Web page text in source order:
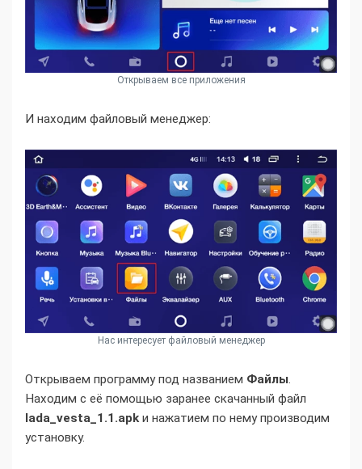
Открываем все приложения
И находим файловый менеджер:
Нас интересует файловый менеджер
Открываем программу под названием Файлы.
Находим с её помощью заранее скачанный файл
lada_vesta_1.1.apkи нажатием по нему производим
установку.